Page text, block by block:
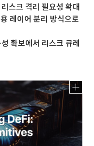
스크 격리 필요성 확대
레이어 분리 방식으로
확보에서 리스크 큐레